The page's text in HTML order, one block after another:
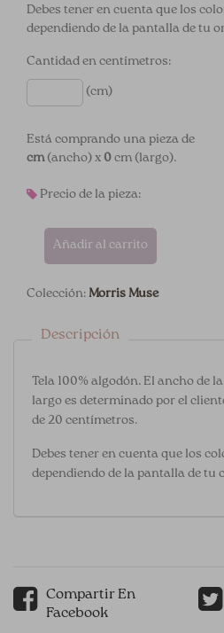
Debes tener en cuenta que los
dependiendo de la pantalla de tu
Cantidad en centímetros:
(cm)
Está comprando una pieza de
cm(ancho) x 0cm (largo).
Precio de la pieza:
Añadir al carrito
Colección:Morris Muse
Descripción
Tela 100% algodón. El ancho de la
largo es determinado por el
de 20 centímetros.
Debes tener en cuenta que los
dependiendo de la pantalla de tu
Compartir En
Facebook